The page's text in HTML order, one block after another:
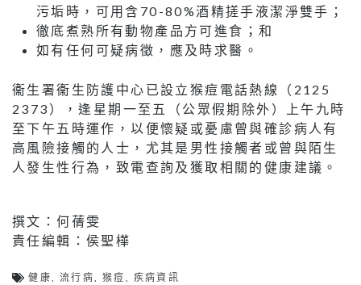
污垢時，可用含70-80%酒精搓手液潔淨雙手；
徹底煮熟所有動物產品方可進食；和
如有任何可疑病徵，應及時求醫。
衞生署衞生防護中心已設立猴痘電話熱線（2125
2373），逢星期一至五（公眾假期除外）上午九時
至下午五時運作，以便懷疑或憂慮曾與確診病人有
高風險接觸的人士，尤其是男性接觸者或曾與陌生
人發生性行為，致電查詢及獲取相關的健康建議。
撰文：何蒨雯
責任編輯：侯聖樺
健康 ,流行病 ,猴痘 疾病資訊